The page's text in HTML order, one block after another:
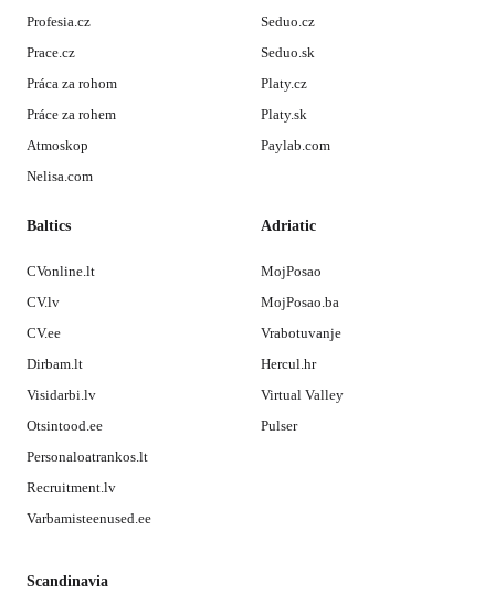
Profesia.cz
Prace.cz
Práca za rohom
Práce za rohem
Atmoskop
Nelisa.com
Seduo.cz
Seduo.sk
Platy.cz
Platy.sk
Paylab.com
Baltics
CVonline.lt
CV.lv
CV.ee
Dirbam.lt
Visidarbi.lv
Otsintood.ee
Personaloatrankos.lt
Recruitment.lv
Varbamisteenused.ee
Adriatic
MojPosao
MojPosao.ba
Vrabotuvanje
Hercul.hr
Virtual Valley
Pulser
Scandinavia